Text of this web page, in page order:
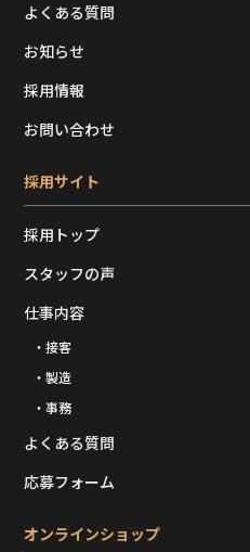
よくある質問
お知らせ
採用情報
お問い合わせ
採用サイト
採用トップ
スタッフの声
仕事内容
・接客
・製造
・事務
よくある質問
応募フォーム
オンラインショップ